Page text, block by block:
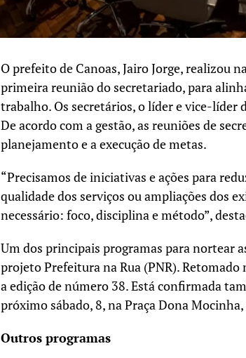
O prefeito de Canoas, Jairo Jorge, realizou
primeira reunião do secretariado, para
trabalho. Os secretários, o líder e vice-
De acordo com a gestão, as reuniões de
planejamento e a execução de metas.
“Precisamos de iniciativas e ações para
qualidade dos serviços ou ampliações dos
necessário: foco, disciplina e método”,
Um dos principais programas para nortear
projeto Prefeitura na Rua (PNR).
a edição de número 38. Está confirmada
próximo sábado, 8, na Praça Dona
Outros programas